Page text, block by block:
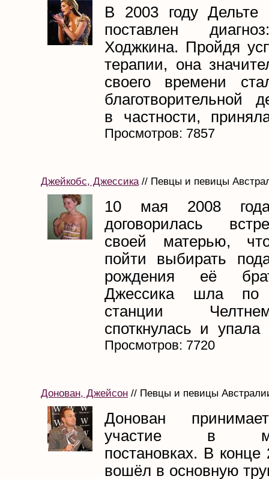
В 2003 году Дельте
поставлен
Ходжкина. Пройдя
терапии, она
своего времени
благотворительной
в частности,
Просмотров: 7857
Джейкобс, Джессика// Певцы и певицы
10 мая 2008
договорилась
своей матерью,
пойти выбирать
рождения её
Джессика шла по
станции
споткнулась и
Просмотров: 7720
Донован, Джейсон // Певцы и певицы
Донован
участие в
постановках. В конце
вошёл в основную